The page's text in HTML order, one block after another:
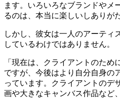
ます。いろいろなブランドやメ
るのは、本当に楽しいしありが
しかし、彼女は一人のアーティ
しているわけではありません。
「現在は、クライアントのた
ですが、今後はより自分自身の
っています。クライアントのデ
画や大きなキャンバス作品など